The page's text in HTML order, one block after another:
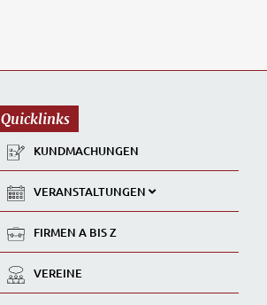
Quicklinks
KUNDMACHUNGEN
VERANSTALTUNGEN
FIRMEN A BIS Z
VEREINE